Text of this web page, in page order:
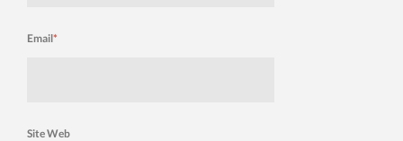
Email*
Site Web